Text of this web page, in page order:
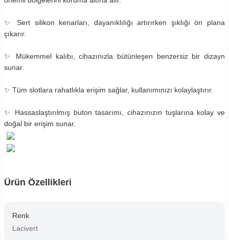
✨ Sert silikon kenarları, dayanıklılığı artırırken şıklığı ön plana
çıkarır.
✨ Mükemmel kalıbı, cihazınızla bütünleşen benzersiz bir dizayn
sunar.
✨ Tüm slotlara rahatlıkla erişim sağlar, kullanımınızı kolaylaştırır.
✨ Hassaslaştırılmış buton tasarımı, cihazınızın tuşlarına kolay ve
doğal bir erişim sunar.
Ürün Özellikleri
Renk
Lacivert